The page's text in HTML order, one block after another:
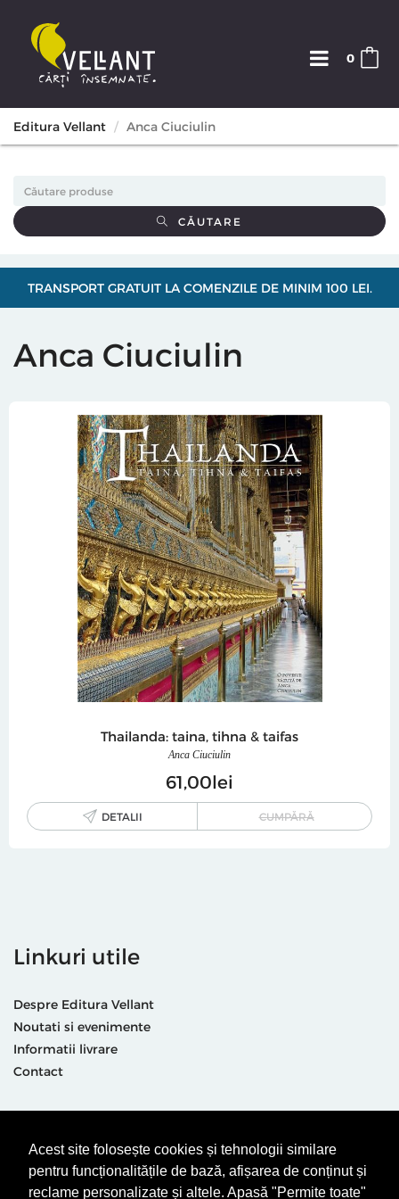
Acest site folosește cookies și tehnologii similare
pentru funcționalitățile de bază, afișarea de conținut și
reclame personalizate și altele. Apasă "Permite toate"
0
Editura Vellant Anca Ciuciulin
CĂUTARE
TRANSPORT GRATUIT LA COMENZILE DE MINIM 100 LEI.
Anca Ciuciulin
Thailanda: taina, tihna & taifas
Anca Ciuciulin
61 00lei
DETALII CUMPĂRĂ
Linkuri utile
Despre Editura Vellant
Noutati si evenimente
Informatii livrare
Contact